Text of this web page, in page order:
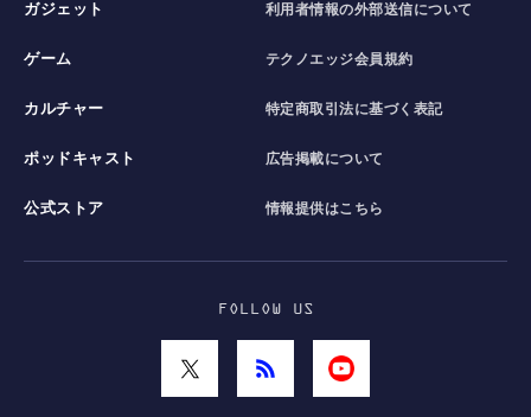
ガジェット
ゲーム
カルチャー
ポッドキャスト
公式ストア
利用者情報の外部送信について
テクノエッジ会員規約
特定商取引法に基づく表記
広告掲載について
情報提供はこちら
FOLLOW US